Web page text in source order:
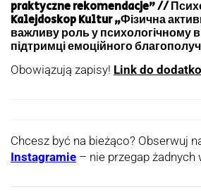
praktyczne rekomendacje” //
Kalejdoskop Kultur „Фізична
важливу роль у психологічному
підтримці емоційного
Obowiązują zapisy! Link do
Chcesz być na bieżąco? Obserwuj
Instagramie – nie przegap żadnych